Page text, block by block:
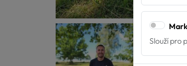
Slouží pro